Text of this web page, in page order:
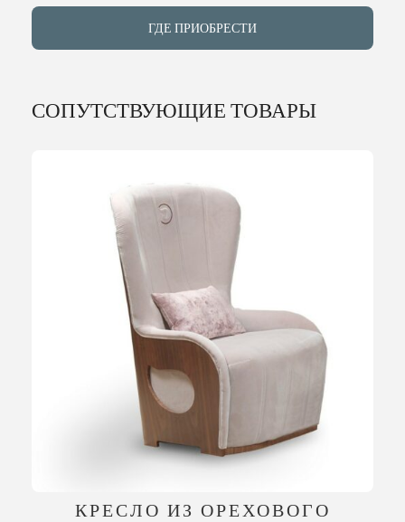
КОНТАКТЫ
ГДЕ ПРИОБРЕСТИ
СОПУТСТВУЮЩИЕ ТОВАРЫ
КРЕСЛО ИЗ ОРЕХОВОГО